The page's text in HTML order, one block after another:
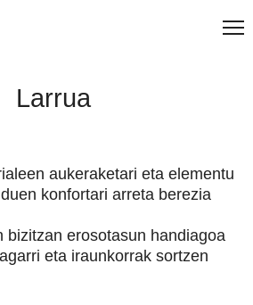
Larrua
aukeraketari eta elementu
konfortari arreta berezia
bizitzan erosotasun handiagoa
eta iraunkorrak sortzen